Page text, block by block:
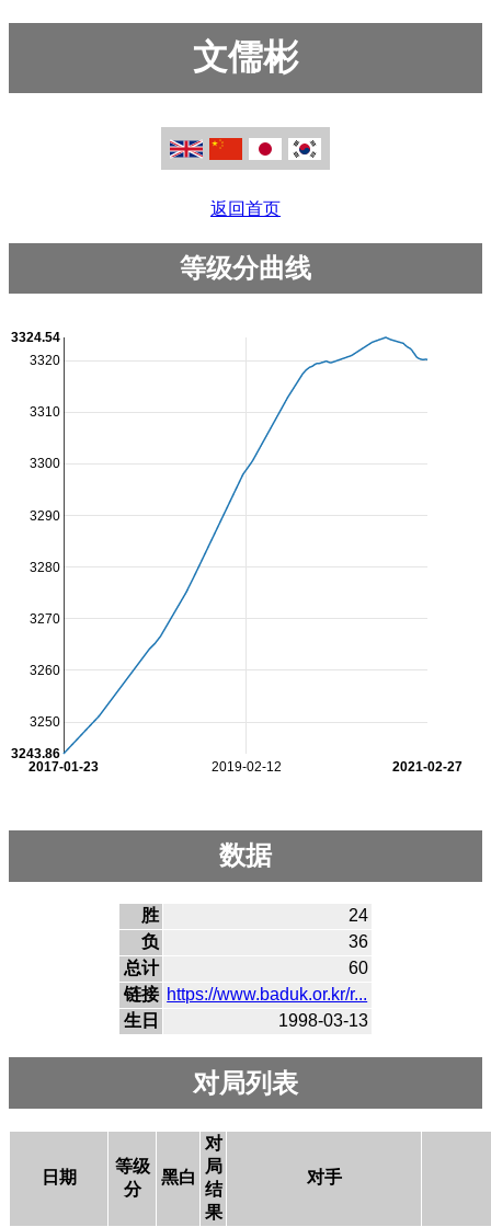
文儒彬
返回首页
等级分曲线
2019-02-12
2017-01-23 2021-02-27
3250
3260
3270
3280
3290
3300
3310
3320
3243.86
3324.54
数据
胜
24
负
36
总计
60
链接 https://www.baduk.or.kr/r...
生日
1998-03-13
对局列表
日期
等级
分
黑白
对
局
结
果
对手